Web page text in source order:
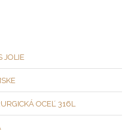
JOLIE
OCEĽ 316L